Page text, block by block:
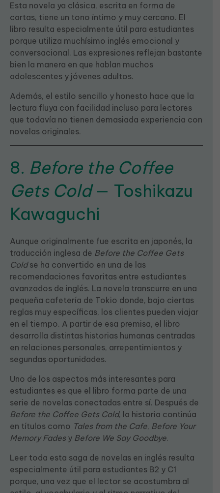
Esta novela ya clásica, escrita en forma de
cartas, tiene un tono íntimo y muy cercano. El
libro resulta especialmente útil para estudiantes
porque utiliza muchísimo inglés emocional y
conversacional. Las expresiones reflejan bastante
bien la manera en que hablan muchos
adolescentes y jóvenes adultos.
Además, el estilo sencillo y honesto hace que la
lectura fluya con facilidad incluso para lectores
que todavía no tienen demasiada experiencia con
novelas originales.
8. Before the Coffee
Gets Cold— Toshikazu
Kawaguchi
Aunque originalmente fue escrita en japonés, la
traducción inglesa de Before the Coffee Gets
Coldse ha convertido en una de las
recomendaciones favoritas entre estudiantes
avanzados de inglés. La novela transcurre en una
pequeña cafetería de Tokio donde, bajo ciertas
reglas muy específicas, los clientes pueden viajar
en el tiempo. A partir de esa premisa, el libro
desarrolla distintas historias humanas centradas
en relaciones personales, arrepentimientos y
segundas oportunidades.
Uno de los aspectos más interesantes para
estudiantes es que el libro forma parte de una
serie de novelas conectadas entre sí. Después de
Before the Coffee Gets Cold, la historia continúa
en títulos como Tales from the Cafe, Before Your
Memory Fadesy Before We Say Goodbye.
Leer toda esta saga de novelas en inglés resulta
especialmente útil para estudiantes B2 y C1
porque, una vez que el lector se acostumbra al